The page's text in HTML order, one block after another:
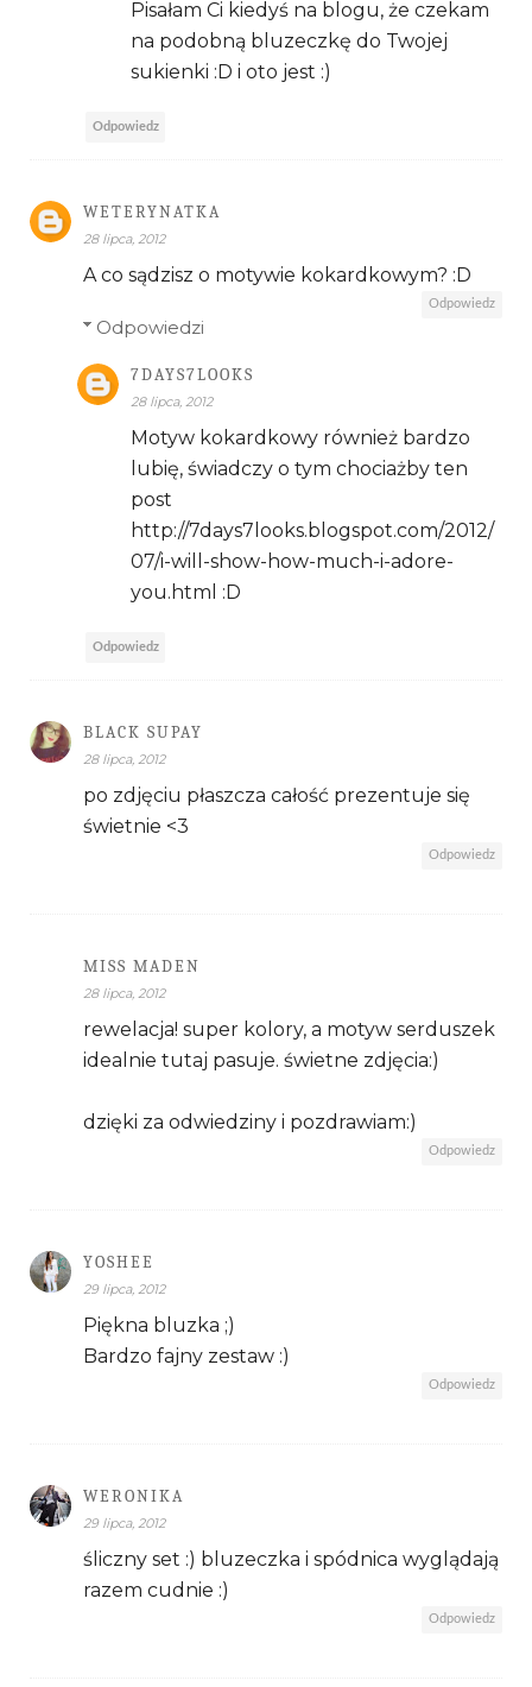
Pisałam Ci kiedyś na blogu, że czekam
na podobną bluzeczkę do Twojej
sukienki :D i oto jest :)
Odpowiedz
WETERYNATKA
28 lipca, 2012
A co sądzisz o motywie kokardkowym? :D
Odpowiedz
Odpowiedzi
7DAYS7LOOKS
28 lipca, 2012
Motyw kokardkowy również bardzo
lubię, świadczy o tym chociażby ten
post
http://7days7looks.blogspot.com/2012/
07/i-will-show-how-much-i-adore-
you.html :D
Odpowiedz
BLACK SUPAY
28 lipca, 2012
po zdjęciu płaszcza całość prezentuje się
świetnie <3
Odpowiedz
MISS MADEN
28 lipca, 2012
rewelacja! super kolory, a motyw serduszek
idealnie tutaj pasuje. świetne zdjęcia:)
dzięki za odwiedziny i pozdrawiam:)
Odpowiedz
YOSHEE
29 lipca, 2012
Piękna bluzka ;)
Bardzo fajny zestaw :)
Odpowiedz
WERONIKA
29 lipca, 2012
śliczny set :) bluzeczka i spódnica wyglądają
razem cudnie :)
Odpowiedz